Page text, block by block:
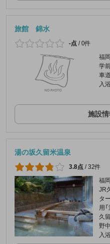
旅館 錦水
-点 /0件
福
学
車
入
施設
湯の坂久留米温泉
3.8点 /32件
福
JR
タ
用
久
野
入